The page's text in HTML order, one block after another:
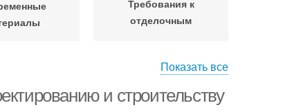
Требования к
отделочным
Показать все
и строительству